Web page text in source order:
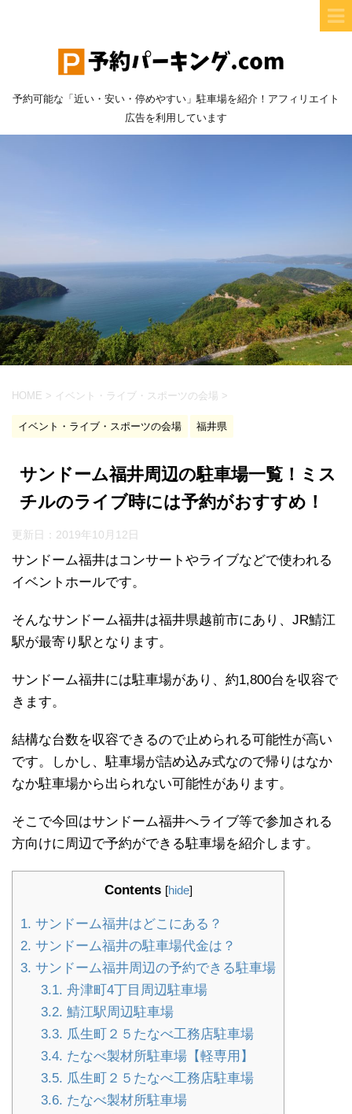
予約可能な「近い・安い・停めやすい」駐車場を紹介！アフィリエイト
広告を利用しています
HOME > イベント・ライブ・スポーツの会場 >
イベント・ライブ・スポーツの会場 福井県
サンドーム福井周辺の駐車場一覧！ミス
チルのライブ時には予約がおすすめ！
更新日： 2019年10月12日
サンドーム福井はコンサートやライブなどで使われる
イベントホールです。
そんなサンドーム福井は福井県越前市にあり、JR鯖江
駅が最寄り駅となります。
サンドーム福井には駐車場があり、約1,800台を収容で
きます。
結構な台数を収容できるので止められる可能性が高い
です。しかし、駐車場が詰め込み式なので帰りはなか
なか駐車場から出られない可能性があります。
そこで今回はサンドーム福井へライブ等で参加される
方向けに周辺で予約ができる駐車場を紹介します。
Contents [hide]
1. サンドーム福井はどこにある？
2. サンドーム福井の駐車場代金は？
3. サンドーム福井周辺の予約できる駐車場
3.1. 舟津町4丁目周辺駐車場
3.2. 鯖江駅周辺駐車場
3.3. 瓜生町２５たなべ工務店駐車場
3.4. たなべ製材所駐車場【軽専用】
3.5. 瓜生町２５たなべ工務店駐車場
3.6. たなべ製材所駐車場